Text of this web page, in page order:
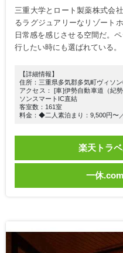
三重大学とロート製薬株式会
るラグジュアリーなリゾート
日常感を感じさせる空間だ。
行したい時にも選ばれている。
【詳細情報】
住所：三重県多気郡多気町ヴィソン
アクセス： [車]伊勢自動車道（紀
ソンスマートIC直結
客室数：161室
料金：◆二人素泊まり：9,500円〜
楽天トラ
一休